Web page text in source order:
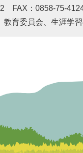
FAX：0858-75-
教育委員会、生涯学